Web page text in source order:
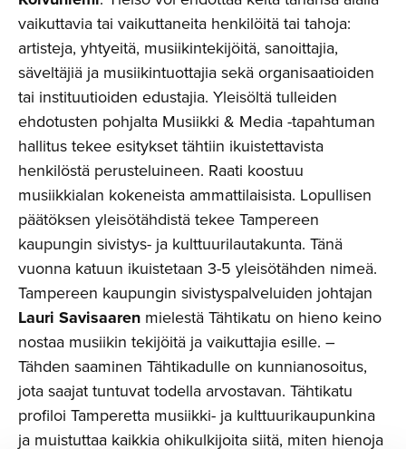
vaikuttavia tai vaikuttaneita henkilöitä tai tahoja:
artisteja, yhtyeitä, musiikintekijöitä, sanoittajia,
säveltäjiä ja musiikintuottajia sekä organisaatioiden
tai instituutioiden edustajia. Yleisöltä tulleiden
ehdotusten pohjalta Musiikki & Media -tapahtuman
hallitus tekee esitykset tähtiin ikuistettavista
henkilöstä perusteluineen. Raati koostuu
musiikkialan kokeneista ammattilaisista. Lopullisen
päätöksen yleisötähdistä tekee Tampereen
kaupungin sivistys- ja kulttuurilautakunta. Tänä
vuonna katuun ikuistetaan 3-5 yleisötähden nimeä.
Tampereen kaupungin sivistyspalveluiden johtajan
Lauri Savisaaren mielestä Tähtikatu on hieno keino
nostaa musiikin tekijöitä ja vaikuttajia esille. –
Tähden saaminen Tähtikadulle on kunnianosoitus,
jota saajat tuntuvat todella arvostavan. Tähtikatu
profiloi Tamperetta musiikki- ja kulttuurikaupunkina
ja muistuttaa kaikkia ohikulkijoita siitä, miten hienoja